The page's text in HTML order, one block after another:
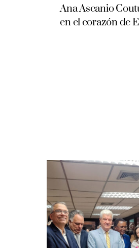
Ana Ascanio
en el corazón de